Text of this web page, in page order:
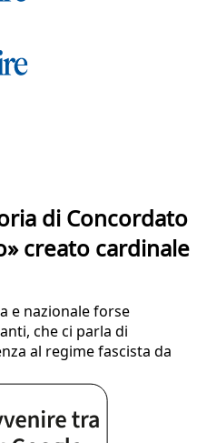
di Concordato
creato cardinale
e nazionale forse
che ci parla di
al regime fascista da